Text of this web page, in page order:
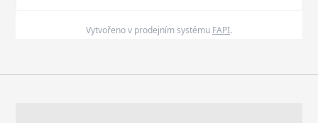
Vytvořeno v prodejním systému FAPI.